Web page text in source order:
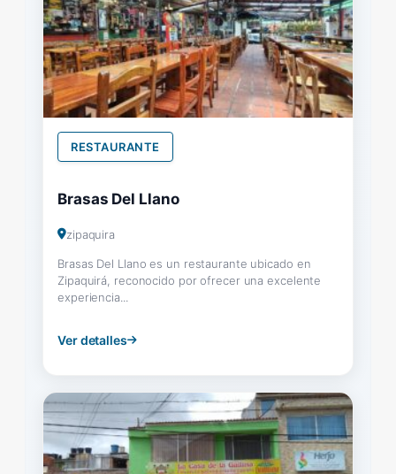
RESTAURANTE
Brasas Del Llano
zipaquira
Brasas Del Llano es un restaurante ubicado en
Zipaquirá, reconocido por ofrecer una excelente
experiencia...
Ver detalles